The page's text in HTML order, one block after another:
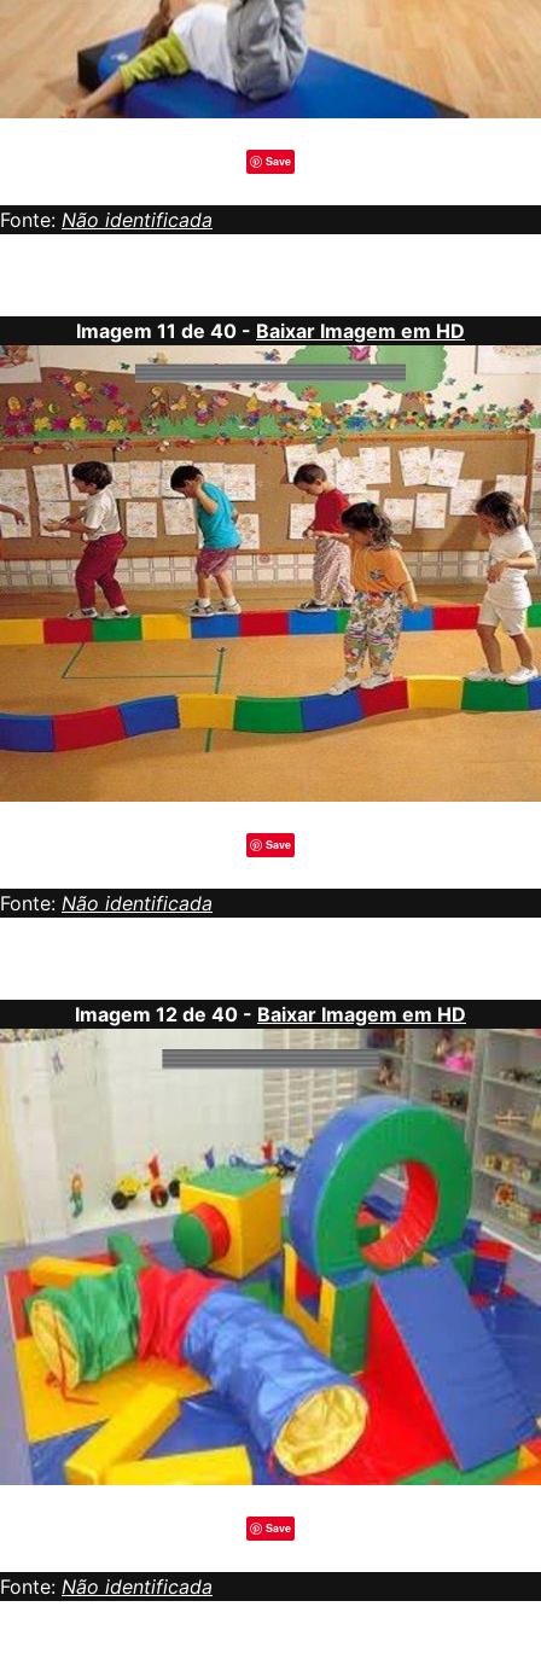
Save
Fonte: Não identificada
Imagem 11 de 40 - Baixar Imagem em HD
Save
Fonte: Não identificada
Imagem 12 de 40 - Baixar Imagem em HD
Save
Fonte: Não identificada